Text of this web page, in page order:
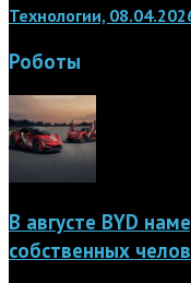
Технологии,
Роботы
В августе BYD
собственных